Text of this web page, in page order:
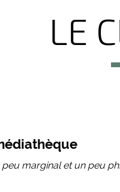
LE
marginal et un peu